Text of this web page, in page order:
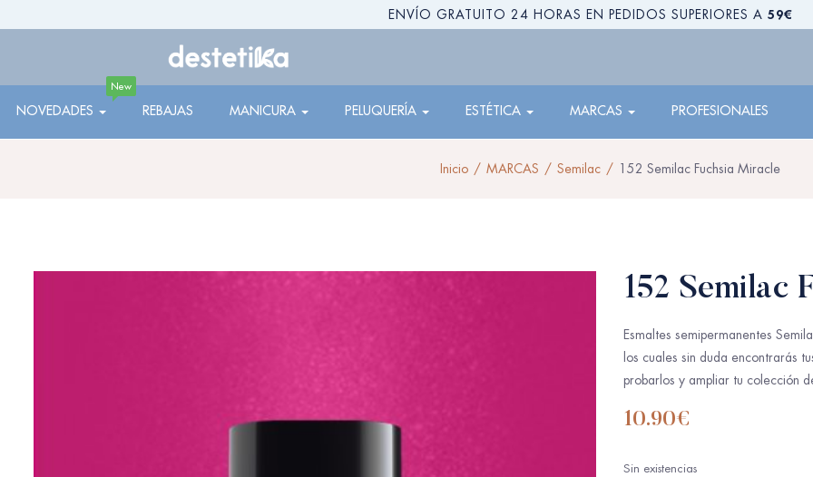
ENVÍO GRATUITO 24 HORAS EN PEDIDOS SUPERIORES A 59€
NOVEDADES
New
REBAJAS MANICURA PELUQUERÍA ESTÉTICA MARCAS PROFESIONALES
Inicio MARCAS Semilac 152 Semilac Fuchsia Miracle
152 Semilac
Esmaltes semipermanentes
los cuales sin duda encontrarás
probarlos y ampliar tu colección
10.90€
Sin existencias